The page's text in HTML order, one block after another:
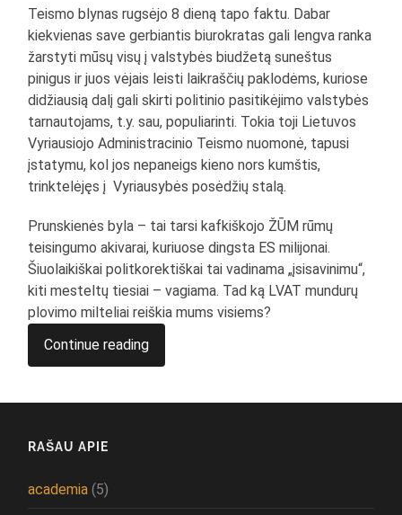
Teismo blynas rugsėjo 8 dieną tapo faktu. Dabar
kiekvienas save gerbiantis biurokratas gali lengva ranka
žarstyti mūsų visų į valstybės biudžetą suneštus
pinigus ir juos vėjais leisti laikraščių paklodėms, kuriose
didžiausią dalį gali skirti politinio pasitikėjimo valstybės
tarnautojams, t.y. sau, populiarinti. Tokia toji Lietuvos
Vyriausiojo Administracinio Teismo nuomonė, tapusi
įstatymu, kol jos nepaneigs kieno nors kumštis,
trinktelėjęs į Vyriausybės posėdžių stalą.
Prunskienės byla – tai tarsi kafkiškojo ŽŪM rūmų
teisingumo akivarai, kuriuose dingsta ES milijonai.
Šiuolaikiškai politkorektiškai tai vadinama „įsisavinimu“,
kiti mesteltų tiesiai – vagiama. Tad ką LVAT mundurų
plovimo milteliai reiškia mums visiems?
Continue reading
RAŠAU APIE
academia (5)